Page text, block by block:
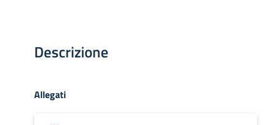
Descrizione
Allegati